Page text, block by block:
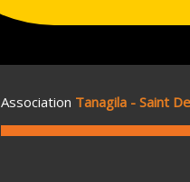
Association Tanagila - Saint